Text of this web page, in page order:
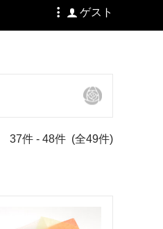
ゲスト
37件 - 48件 (全49件)